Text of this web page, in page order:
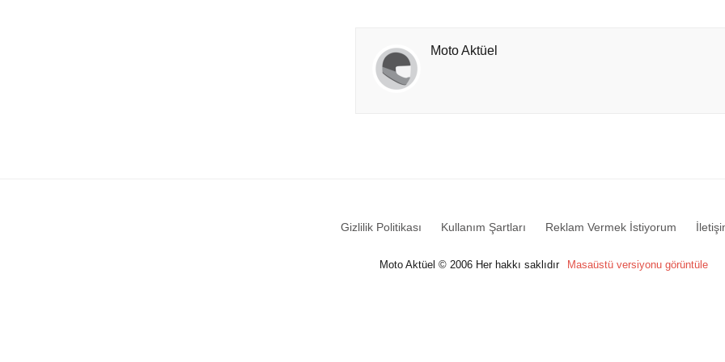
Moto Aktüel
Gizlilik Politikası Kullanım Şartları Reklam Vermek İstiyorum
Moto Aktüel © 2006 Her hakkı saklıdır Masaüstü versiyonu görüntüle